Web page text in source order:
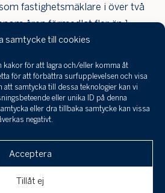
samtycke till cookies
kakor för att lagra och/eller komma åt
för att förbättra surfupplevelsen och visa
att samtycka till dessa teknologier kan vi
eller unika ID på denna
eller dra tillbaka samtycke kan vissa
negativt.
Acceptera
Tillåt ej
fastighetsmäklare i över två
åren förmedlat fler än 1
satt flera försäljningsrekord
tack vare att han sålt några
och våningar de senaste
han fyra av årets
den dyraste i hela Sverige
Hemnet).
från stilfulla lägenheter till
villor och lantställen med
Jag har tagit
boka en visning eller om